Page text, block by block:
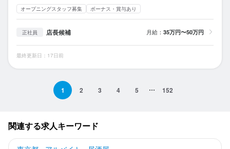
オープニングスタッフ募集 ボーナス・賞与あり
正社員 店長候補 月給： 35万円〜50万円
最終更新日：17日前
1 2 3 4 5 152
関連する求人キーワード